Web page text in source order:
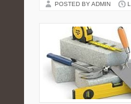
POSTED BY ADMIN